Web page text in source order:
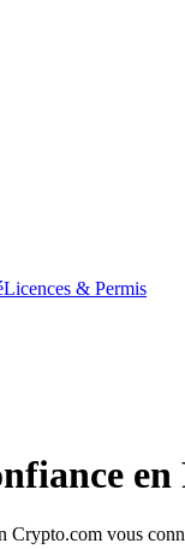
Licences & Permis
en
vous